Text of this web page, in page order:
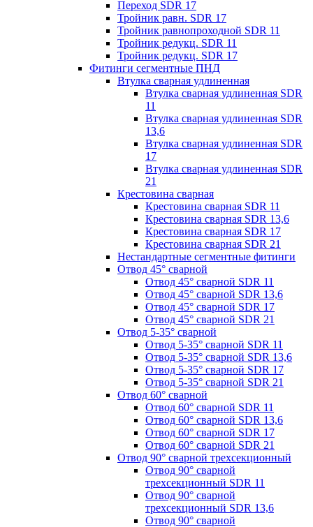
Переход SDR 17
Тройник равн. SDR 17
Тройник равнопроходной SDR 11
Тройник редукц. SDR 11
Тройник редукц. SDR 17
Фитинги сегментные ПНД
Втулка сварная удлиненная
Втулка сварная удлиненная SDR
11
Втулка сварная удлиненная SDR
13,6
Втулка сварная удлиненная SDR
17
Втулка сварная удлиненная SDR
21
Крестовина сварная
Крестовина сварная SDR 11
Крестовина сварная SDR 13,6
Крестовина сварная SDR 17
Крестовина сварная SDR 21
Нестандартные сегментные фитинги
Отвод 45° сварной
Отвод 45° сварной SDR 11
Отвод 45° сварной SDR 13,6
Отвод 45° сварной SDR 17
Отвод 45° сварной SDR 21
Отвод 5-35° сварной
Отвод 5-35° сварной SDR 11
Отвод 5-35° сварной SDR 13,6
Отвод 5-35° сварной SDR 17
Отвод 5-35° сварной SDR 21
Отвод 60° сварной
Отвод 60° сварной SDR 11
Отвод 60° сварной SDR 13,6
Отвод 60° сварной SDR 17
Отвод 60° сварной SDR 21
Отвод 90° сварной трехсекционный
Отвод 90° сварной
трехсекционный SDR 11
Отвод 90° сварной
трехсекционный SDR 13,6
Отвод 90° сварной